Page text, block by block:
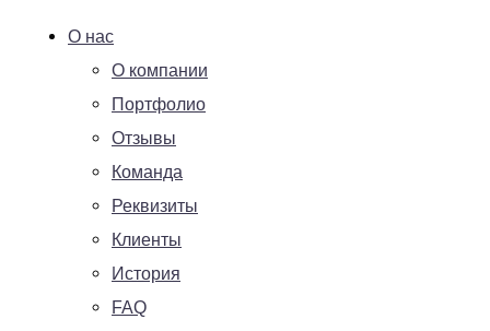
О нас
О компании
Портфолио
Отзывы
Команда
Реквизиты
Клиенты
История
FAQ